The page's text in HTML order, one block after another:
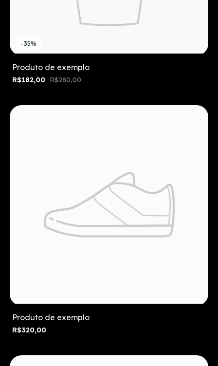
-35%
Produto de exemplo
R$182,00 R$280,00
Produto de exemplo
R$320,00